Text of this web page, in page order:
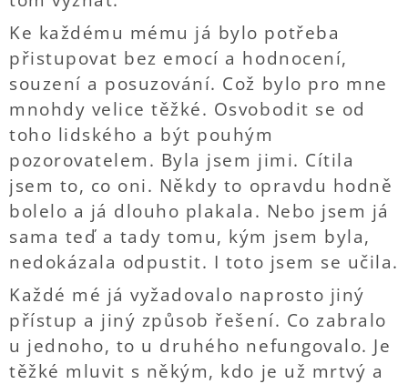
Ke každému mému já bylo potřeba
přistupovat bez emocí a hodnocení,
souzení a posuzování. Což bylo pro mne
mnohdy velice těžké. Osvobodit se od
toho lidského a být pouhým
pozorovatelem. Byla jsem jimi. Cítila
jsem to, co oni. Někdy to opravdu hodně
bolelo a já dlouho plakala. Nebo jsem já
sama teď a tady tomu, kým jsem byla,
nedokázala odpustit. I toto jsem se učila.
Každé mé já vyžadovalo naprosto jiný
přístup a jiný způsob řešení. Co zabralo
u jednoho, to u druhého nefungovalo. Je
těžké mluvit s někým, kdo je už mrtvý a